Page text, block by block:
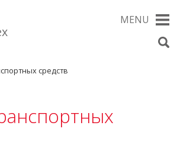
MENU
средств